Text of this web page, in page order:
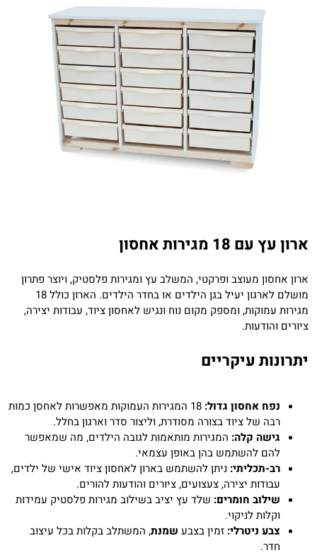
ארון עץ עם 18 מגירות אחסון
ארון אחסון מעוצב ופרקטי, המשלב עץ ומגירות פלסטיק, ויוצר פתרון
מושלם לארגון יעיל בגן הילדים או בחדר הילדים. הארון כולל 18
מגירות עמוקות, ומספק מקום נוח ונגיש לאחסון ציוד, עבודות יצירה,
ציורים והודעות.
יתרונות עיקריים
נפח אחסון גדול:
18 המגירות העמוקות מאפשרות לאחסן כמות
רבה של ציוד בצורה מסודרת, וליצור סדר וארגון בחלל.
גישה קלה: המגירות מותאמות לגובה הילדים, מה שמאפשר
להם להשתמש בהן באופן עצמאי.
רב-תכליתי: ניתן להשתמש בארון לאחסון ציוד אישי של ילדים,
עבודות יצירה, צעצועים, ציורים והודעות להורים.
שילוב חומרים: שלד עץ יציב בשילוב מגירות פלסטיק עמידות
וקלות לניקוי.
צבע ניטרלי: זמין בצבע שמנת, המשתלב בקלות בכל עיצוב
חדר.